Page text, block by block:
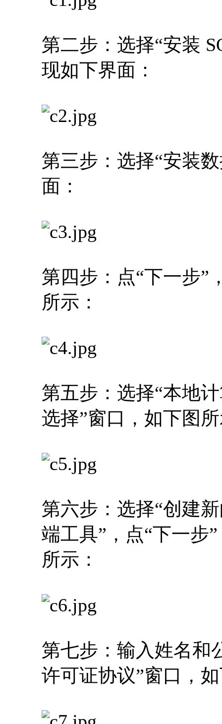
第二步：选择“安装
现如下界面：
第三步：选择“安装
面：
第四步：点“下一步”
所示：
第五步：选择“本地
选择”窗口，如下图
第六步：选择“创建
端工具”，点“下一步
所示：
第七步：输入姓名和
许可证协议”窗口，